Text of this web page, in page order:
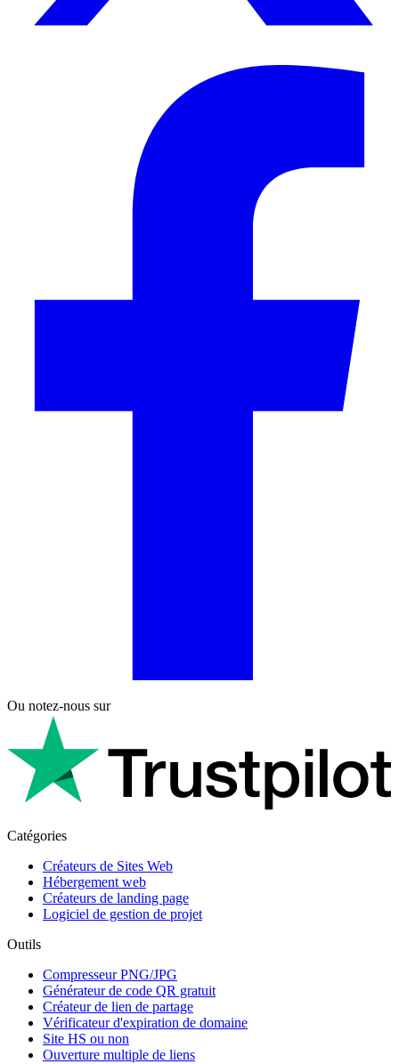
Ou notez-nous sur
Catégories
Créateurs de Sites Web
Hébergement web
Créateurs de landing page
Logiciel de gestion de projet
Outils
Compresseur PNG/JPG
Générateur de code QR gratuit
Créateur de lien de partage
Vérificateur d'expiration de domaine
Site HS ou non
Ouverture multiple de liens